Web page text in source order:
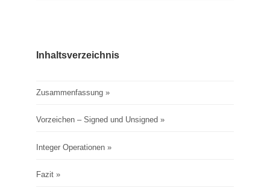
Inhaltsverzeichnis
Zusammenfassung
Vorzeichen – Signed und Unsigned
Integer Operationen
Fazit